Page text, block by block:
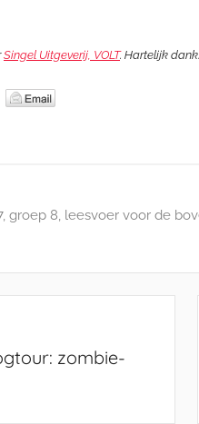
Singel Uitgeverij, VOLT. Hartelijk
, groep 8, leesvoer voor de
zombie-